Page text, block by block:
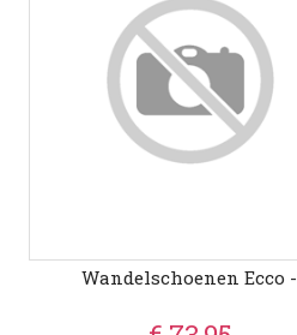
Wandelschoenen Ecco -